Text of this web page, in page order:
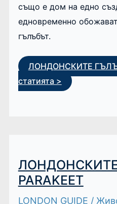
също е дом на едно
едновременно
гълъбът.
ЛОНДОНСКИТЕ
статията >
PARAKEET
LONDON GUIDE /